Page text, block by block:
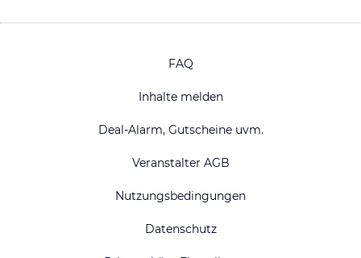
FAQ
Inhalte melden
Deal-Alarm, Gutscheine uvm.
Veranstalter AGB
Nutzungsbedingungen
Datenschutz